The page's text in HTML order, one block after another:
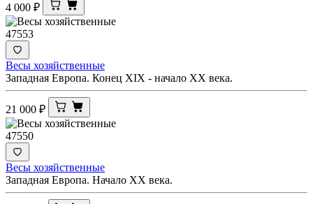
4 000 ₽
47553
Весы хозяйственные
Западная Европа. Конец XIX - начало XX века.
21 000 ₽
47550
Весы хозяйственные
Западная Европа. Начало XX века.